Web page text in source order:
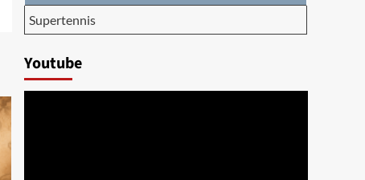
Supertennis
Youtube